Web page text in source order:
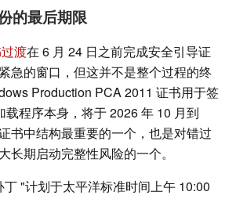
的最后期限
渡在 6 月 24 日之前完成安全引导证
急的窗口，但这并不是整个过程的终
Production PCA 2011 证书用于签
载程序本身，将于 2026 年 10 月到
书中结构最重要的一个，也是对错过
长期启动完整性风险的一个。
"计划于太平洋标准时间上午 10:00